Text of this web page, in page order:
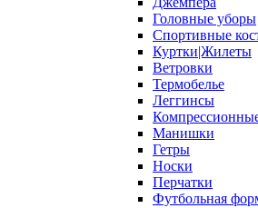
Головные уборы
Спортивные
Куртки|Жилеты
Ветровки
Термобелье
Леггинсы
Манишки
Гетры
Носки
Перчатки
Футбольная